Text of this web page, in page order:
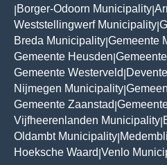
Borger-Odoorn Municipality
Weststellingwerf Municipality
Breda Municipality Gemeente
Gemeente Heusden
Gemeente Westerveld
Nijmegen Municipality
Gemeente Zaanstad
Vijfheerenlanden Municipality
Oldambt Municipality
Hoeksche Waard Venlo